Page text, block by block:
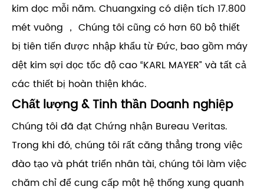
kim dọc mỗi năm. Chuangxing có diện tích 17.800
mét vuông ， Chúng tôi cũng có hơn 60 bộ thiết
bị tiên tiến được nhập khẩu từ Đức, bao gồm máy
dệt kim sợi dọc tốc độ cao “KARL MAYER” và tất cả
các thiết bị hoàn thiện khác.
Chất lượng & Tinh thần Doanh nghiệp
Chúng tôi đã đạt Chứng nhận Bureau Veritas.
Trong khi đó, chúng tôi rất căng thẳng trong việc
đào tạo và phát triển nhân tài, chúng tôi làm việc
chăm chỉ để cung cấp một hệ thống xung quanh